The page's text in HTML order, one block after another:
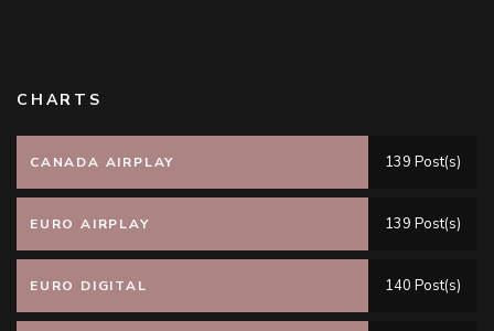
CHARTS
CANADA AIRPLAY 139 Post(s)
EURO AIRPLAY 139 Post(s)
EURO DIGITAL 140 Post(s)